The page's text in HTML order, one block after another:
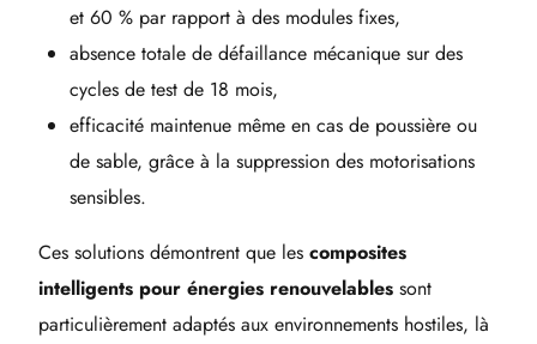
et 60 % par rapport à des modules fixes,
absence totale de défaillance mécanique sur des
cycles de test de 18 mois,
efficacité maintenue même en cas de poussière ou
de sable, grâce à la suppression des motorisations
sensibles.
Ces solutions démontrent que lescomposites
intelligents pour énergies renouvelables sont
particulièrement adaptés aux environnements hostiles, là